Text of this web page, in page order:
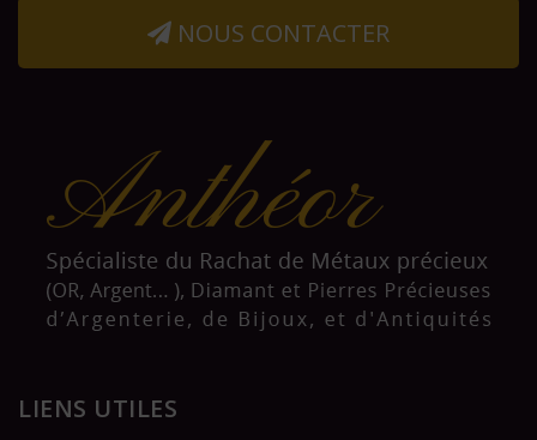
NOUS CONTACTER
LIENS UTILES